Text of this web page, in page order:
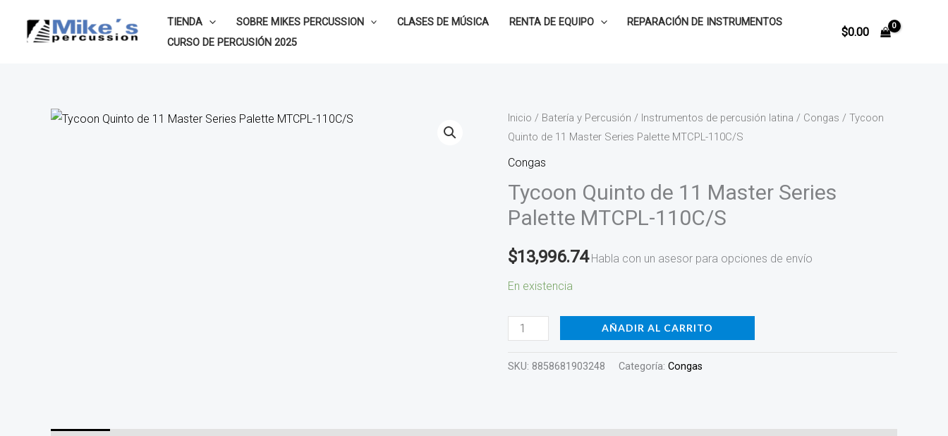
TIENDA SOBRE MIKES PERCUSSION CLASES DE MÚSICA RENTA DE EQUIPO
REPARACIÓN DE INSTRUMENTOS
CURSO DE PERCUSIÓN 2025
$0.00
Inicio / Batería y Percusión / Instrumentos de percusión latina / Congas / Tycoon
Quinto de 11 Master Series Palette MTCPL-110C/S
Congas
Tycoon Quinto de 11 Master Series
Palette MTCPL-110C/S
$13,996.74 Habla con un asesor para opciones de envío
En existencia
Tycoon
Quinto
de
Master
Series
MTCPL-
110C/S
AÑADIR AL CARRITO
SKU: 8858681903248 Categoría: Congas